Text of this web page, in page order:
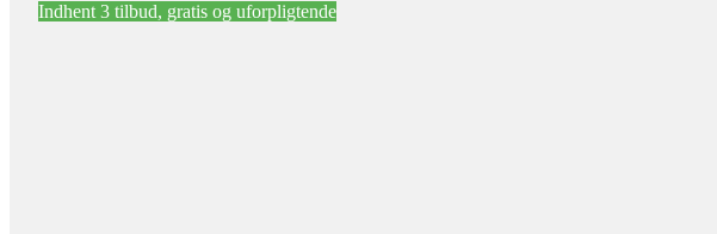
Indhent 3 tilbud, gratis og uforpligtende